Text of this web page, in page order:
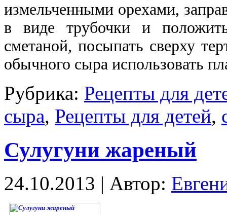
измельченными орехами,
в виде трубочки и
сметаной, посыпать сверху
обычного сыра использовать
Рубрика: Рецепты для
сыра, Рецепты для детей,
Сулугуни жареный
24.10.2013 | Автор: